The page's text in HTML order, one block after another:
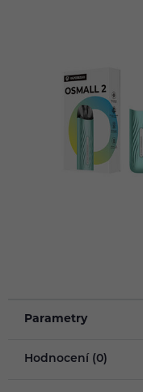
Parametry
Hodnocení (0)